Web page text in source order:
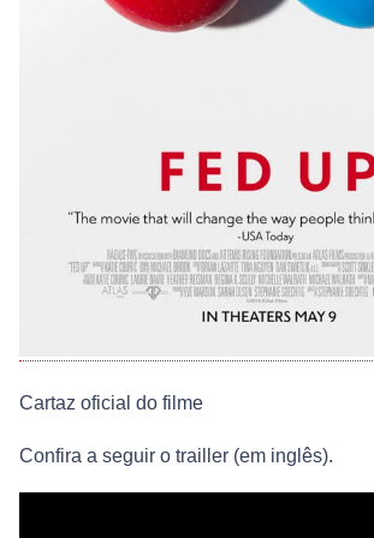
Cartaz oficial do filme
Confira a seguir o trailler (em inglês).